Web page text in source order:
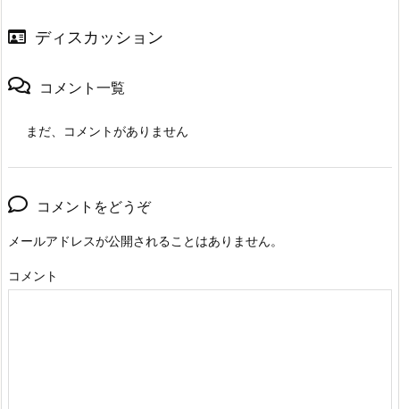
ディスカッション
コメント一覧
まだ、コメントがありません
コメントをどうぞ
メールアドレスが公開されることはありません。
コメント